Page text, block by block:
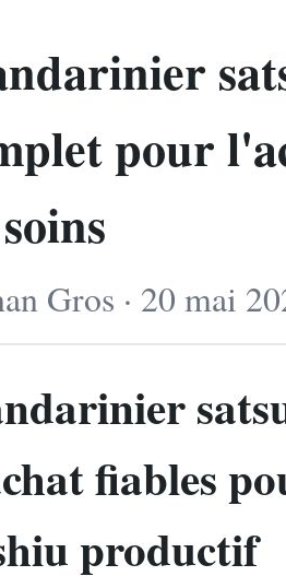
pour
Gros · 20 mai
fiables
productif